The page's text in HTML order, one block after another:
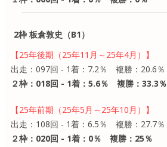
2枠 板倉敦史（B1）
【25年後期（25年11月～25年4月）】
出走：097回 - 1着：7.2％ 複勝：20.6％
２枠：018回 - 1着：5.6％ 複勝：33.3％
【25年前期（25年5月～25年10月）】
出走：108回 - 1着：6.5％ 複勝：27.7％
２枠：020回 - 1着：0％ 複勝：25％